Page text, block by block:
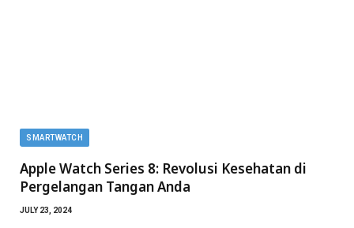
SMARTWATCH
Apple Watch Series 8: Revolusi Kesehatan di
Pergelangan Tangan Anda
JULY 23, 2024